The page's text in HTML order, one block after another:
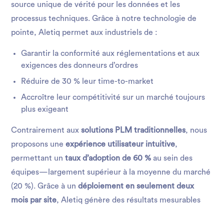
source unique de vérité pour les données et les
processus techniques. Grâce à notre technologie de
pointe, Aletiq permet aux industriels de :
Garantir la conformité aux réglementations et aux
exigences des donneurs d’ordres
Réduire de 30 % leur time-to-market
Accroître leur compétitivité sur un marché toujours
plus exigeant
Contrairement auxsolutions PLM traditionnelles, nous
proposons uneexpérience utilisateur intuitive,
permettant untaux d’adoption de 60 % au sein des
équipes—largement supérieur à la moyenne du marché
(20 %). Grâce à undéploiement en seulement deux
mois par site, Aletiq génère des résultats mesurables